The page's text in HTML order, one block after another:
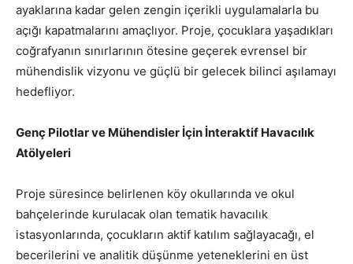
ayaklarına kadar gelen zengin içerikli uygulamalarla bu
açığı kapatmalarını amaçlıyor. Proje, çocuklara yaşadıkları
coğrafyanın sınırlarının ötesine geçerek evrensel bir
mühendislik vizyonu ve güçlü bir gelecek bilinci aşılamayı
hedefliyor.
Genç Pilotlar ve Mühendisler İçin İnteraktif Havacılık
Atölyeleri
Proje süresince belirlenen köy okullarında ve okul
bahçelerinde kurulacak olan tematik havacılık
istasyonlarında, çocukların aktif katılım sağlayacağı, el
becerilerini ve analitik düşünme yeteneklerini en üst